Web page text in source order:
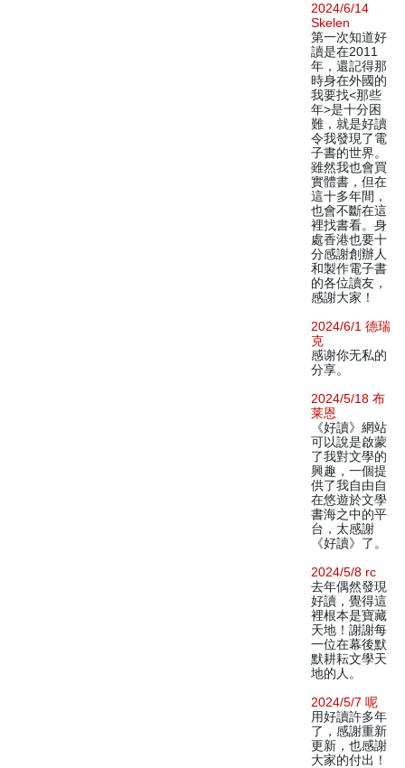
2024/6/14
Skelen
第一次知道好
讀是在2011
年，還記得那
時身在外國的
我要找<那些
年>是十分困
難，就是好讀
令我發現了電
子書的世界。
雖然我也會買
實體書，但在
這十多年間，
也會不斷在這
裡找書看。身
處香港也要十
分感謝創辦人
和製作電子書
的各位讀友，
感謝大家！
2024/6/1 德瑞
克
感谢你无私的
分享。
2024/5/18 布
莱恩
《好讀》網站
可以說是啟蒙
了我對文學的
興趣，一個提
供了我自由自
在悠遊於文學
書海之中的平
台，太感謝
《好讀》了。
2024/5/8 rc
去年偶然發現
好讀，覺得這
裡根本是寶藏
天地！謝謝每
一位在幕後默
默耕耘文學天
地的人。
2024/5/7 呢
用好讀許多年
了，感謝重新
更新，也感謝
大家的付出！